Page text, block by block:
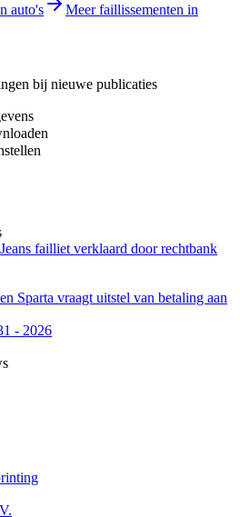
auto's
Meer faillissementen in
bij nieuwe publicaties
failliet verklaard door rechtbank
Sparta vraagt uitstel van betaling aan
- 2026